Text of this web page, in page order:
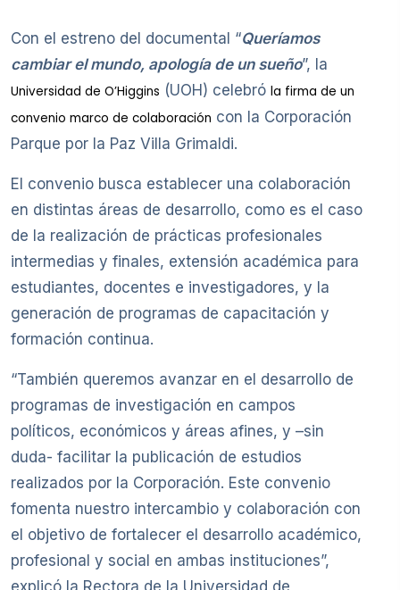
Con el estreno del documental “Queríamos
cambiar el mundo, apología de un sueño”, la
Universidad de O’Higgins (UOH) celebró la firma de un
convenio marco de colaboración con la Corporación
Parque por la Paz Villa Grimaldi.
El convenio busca establecer una colaboración
en distintas áreas de desarrollo, como es el caso
de la realización de prácticas profesionales
intermedias y finales, extensión académica para
estudiantes, docentes e investigadores, y la
generación de programas de capacitación y
formación continua.
“También queremos avanzar en el desarrollo de
programas de investigación en campos
políticos, económicos y áreas afines, y –sin
duda- facilitar la publicación de estudios
realizados por la Corporación. Este convenio
fomenta nuestro intercambio y colaboración con
el objetivo de fortalecer el desarrollo académico,
profesional y social en ambas instituciones”,